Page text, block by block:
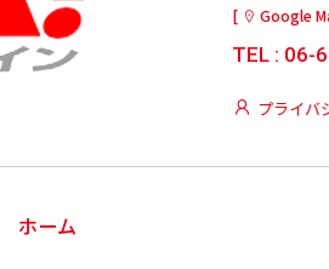
[ Google
TEL : 06-
プライバ
ホーム